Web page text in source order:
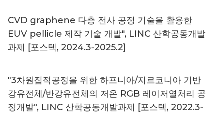
CVD graphene 다층 전사 공정 기술을 활용한
EUV pellicle 제작 기술 개발", LINC 산학공동개발
과제 [포스텍, 2024.3-2025.2]
"3차원집적공정을 위한 하프니아/지르코니아 기반
강유전체/반강유전체의 저온 RGB 레이저열처리 공
정개발", LINC 산학공동개발과제 [포스텍, 2022.3-